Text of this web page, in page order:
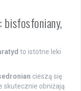
bisfosfoniany,
to istotne leki
cieszą się
skutecznie obniżają